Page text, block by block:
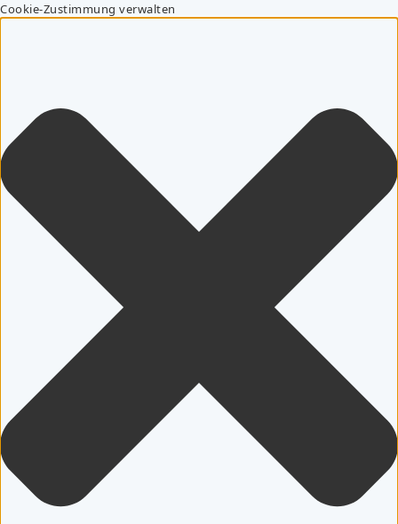
Cookie-Zustimmung verwalten